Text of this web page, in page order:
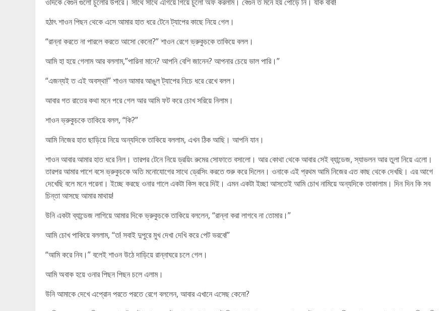
হঠাৎ শাওন পিছন থেকে এসে আমার হাত ধরে টেনে ট্যাপের কাছে নিয়ে গেল।
“রান্না করতে না পারলে করতে আসো কেনো?” শাওন রেগে ভ্রুকুচকে তাকিয়ে বলল।
আমি হা হয়ে গেলাম আর বললাম,”পারিনা মানে? আপনি বেশি জানেন? আপনার চেয়ে ভাল পারি।”
“এজন্যই ত এই অবস্থা!” শাওন আমার আঙুল ট্যাপের নিচে ধরে রেখে বলল।
আবার গত রাতের কথা মনে পরে গেল আর আমি ফট করে চোখ সরিয়ে নিলাম।
শাওন ভ্রুকুচকে তাকিয়ে বলল, “কি?”
আমি নিজের হাত ছাড়িয়ে নিয়ে অন্যদিকে তাকিয়ে বললাম, এখন ঠিক আছি। আপনি যান।
শাওন আবার আমার হাত ধরে নিল। তারপর টেনে নিয়ে ড্রয়িং রুমের সোফাতে বসালো। আর কোথা থেকে আবার সেই ব্যান্ডেজ, স্যাভলন আর তুলা নিয়ে এলো।
তারপর আমার পাশে বসে ভ্রুকুচকে অতি মনোযোগের সাথে ড্রেসিং করতে শুরু করে দিলেন। ওনাকে এই প্রথম আমি নিজের এত কাছ থেকে দেখছি। এর আগে
দেখেছি বলে মনে পরেনা। ইচ্ছে করছে ওনার গালে একটা কিস করে দিই। এমন একটা ইচ্ছা আসতেই আমি চোখ নামিয়ে অন্যদিকে তাকালাম। দিন দিন কি সব
চিন্তা আসছে আমার মাথায়!
উনি একটা ব্যান্ডেজ লাগিয়ে আমার দিকে ভ্রুকুচকে তাকিয়ে বললেন, “রান্না করা লাগবে না তোমার।”
আমি চোখ পাকিয়ে বললাম, “ত! সবাই দুপুরে মুখ দেখা দেখি করে পেট ভরবে!”
“আমি করে নিব।” বলেই শাওন উঠে দাড়িয়ে রান্নাঘরে চলে গেল।
আমি অবাক হয়ে ওনার পিছন পিছন চলে এলাম।
উনি আমাকে দেখে এপ্রোন পরতে পরতে রেগে বললেন, আবার এখানে এসেছ কেনো?